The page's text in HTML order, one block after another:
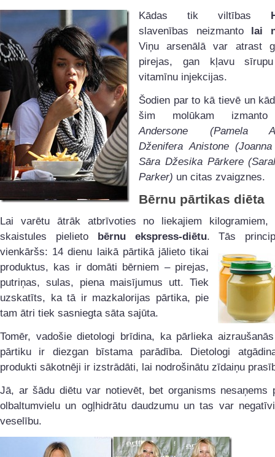
Kādas tik viltības
slavenības neizmanto
lai
Viņu arsenālā var atrast
pirejas, gan kļavu
vitamīnu injekcijas.
Šodien par to kā tievē un
šim molūkam
Andersone (Pamela
Dženifera Anistone
Sāra Džesika Pārkere
Parker) un citas zvaigznes.
Bērnu pārtikas diēta
Lai varētu ātrāk atbrīvoties no liekajiem kilogramiem,
skaistules pielieto bērnu ekspress-diētu. Tās
vienkāršs: 14 dienu laikā pārtikā jālieto tikai
produktus, kas ir domāti bērniem – pirejas,
putriņas, sulas, piena maisījumus utt. Tiek
uzskatīts, ka tā ir mazkalorijas pārtika, pie
tam ātri tiek sasniegta sāta sajūta.
Tomēr, vadošie dietologi brīdina, ka pārlieka
pārtiku ir diezgan bīstama parādība. Dietologi
produkti sākotnēji ir izstrādāti, lai nodrošinātu zīdaiņu
Jā, ar šādu diētu var notievēt, bet organisms nesaņems
olbaltumvielu un ogļhidrātu daudzumu un tas var
veselību.